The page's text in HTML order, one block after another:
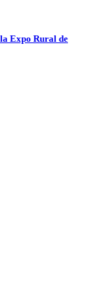
Expo Rural de